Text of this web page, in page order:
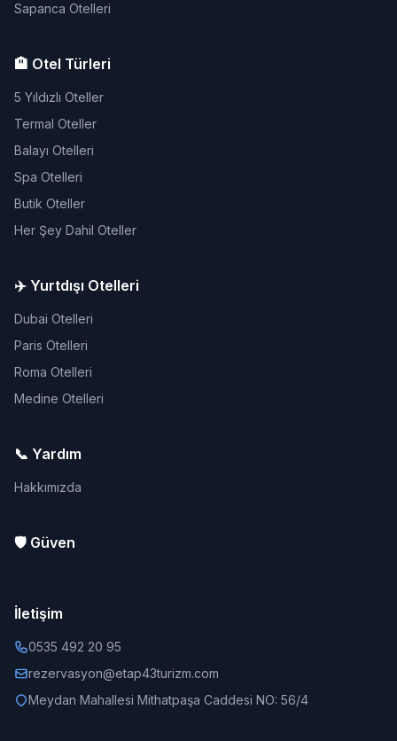
Sapanca Otelleri
🏨 Otel Türleri
5 Yıldızlı Oteller
Termal Oteller
Balayı Otelleri
Spa Otelleri
Butik Oteller
Her Şey Dahil Oteller
✈️ Yurtdışı Otelleri
Dubai Otelleri
Paris Otelleri
Roma Otelleri
Medine Otelleri
📞 Yardım
Hakkımızda
🛡️ Güven
İletişim
0535 492 20 95
rezervasyon@etap43turizm.com
Meydan Mahallesi Mithatpaşa Caddesi NO: 56/4